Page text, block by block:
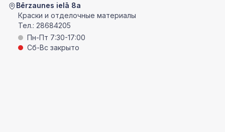
Bērzaunes ielā 8a
Краски и отделочные материалы
Тел.: 28684205
Пн-Пт 7:30-17:00
Сб-Вс закрыто